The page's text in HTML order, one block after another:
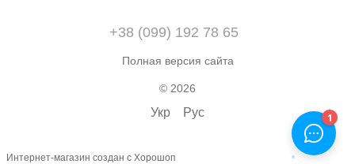
+38 (099) 192 78 65
Полная версия сайта
© 2026
Укр Рус
Интернет-магазин создан с Хорошоп